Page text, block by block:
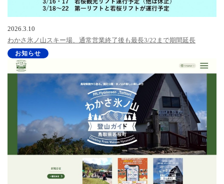
2026.3.10
わかさ氷ノ山スキー場、通常営業終了後も最長3/22まで期間延長
お知らせ